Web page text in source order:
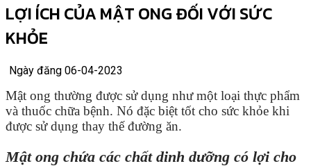
LỢI ÍCH CỦA MẬT ONG ĐỐI VỚI SỨC
KHỎE
Ngày đăng 06-04-2023
Mật ong thường được sử dụng như một loại thực phẩm
và thuốc chữa bệnh. Nó đặc biệt tốt cho sức khỏe khi
được sử dụng thay thế đường ăn.
Mật ong chứa các chất dinh dưỡng có lợi cho